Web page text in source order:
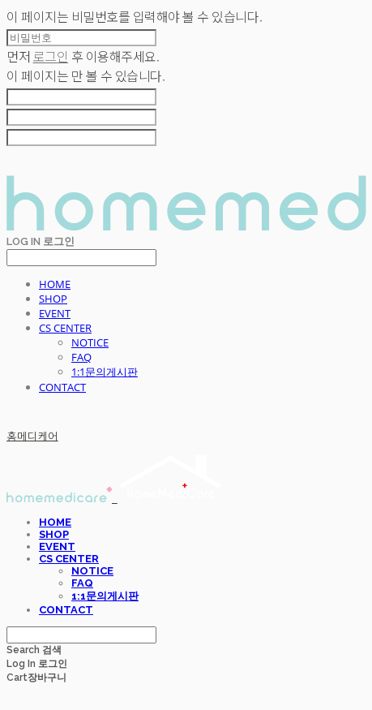
이 페이지는 비밀번호를 입력해야 볼 수 있습니다.
먼저 로그인 후 이용해주세요.
이 페이지는 만 볼 수 있습니다.
LOG IN 로그인
HOME
SHOP
EVENT
CS CENTER
NOTICE
FAQ
1:1문의게시판
CONTACT
홈메디케어
HOME
SHOP
EVENT
CS CENTER
NOTICE
FAQ
1:1문의게시판
CONTACT
Search 검색
Log In 로그인
Cart장바구니